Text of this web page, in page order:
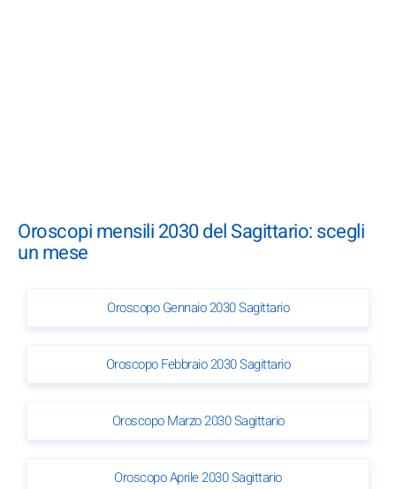
Oroscopi mensili 2030 del Sagittario: scegli
un mese
Oroscopo Gennaio 2030 Sagittario
Oroscopo Febbraio 2030 Sagittario
Oroscopo Marzo 2030 Sagittario
Oroscopo Aprile 2030 Sagittario